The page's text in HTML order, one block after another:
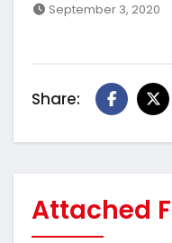
September 3, 2020
Share:
Attached